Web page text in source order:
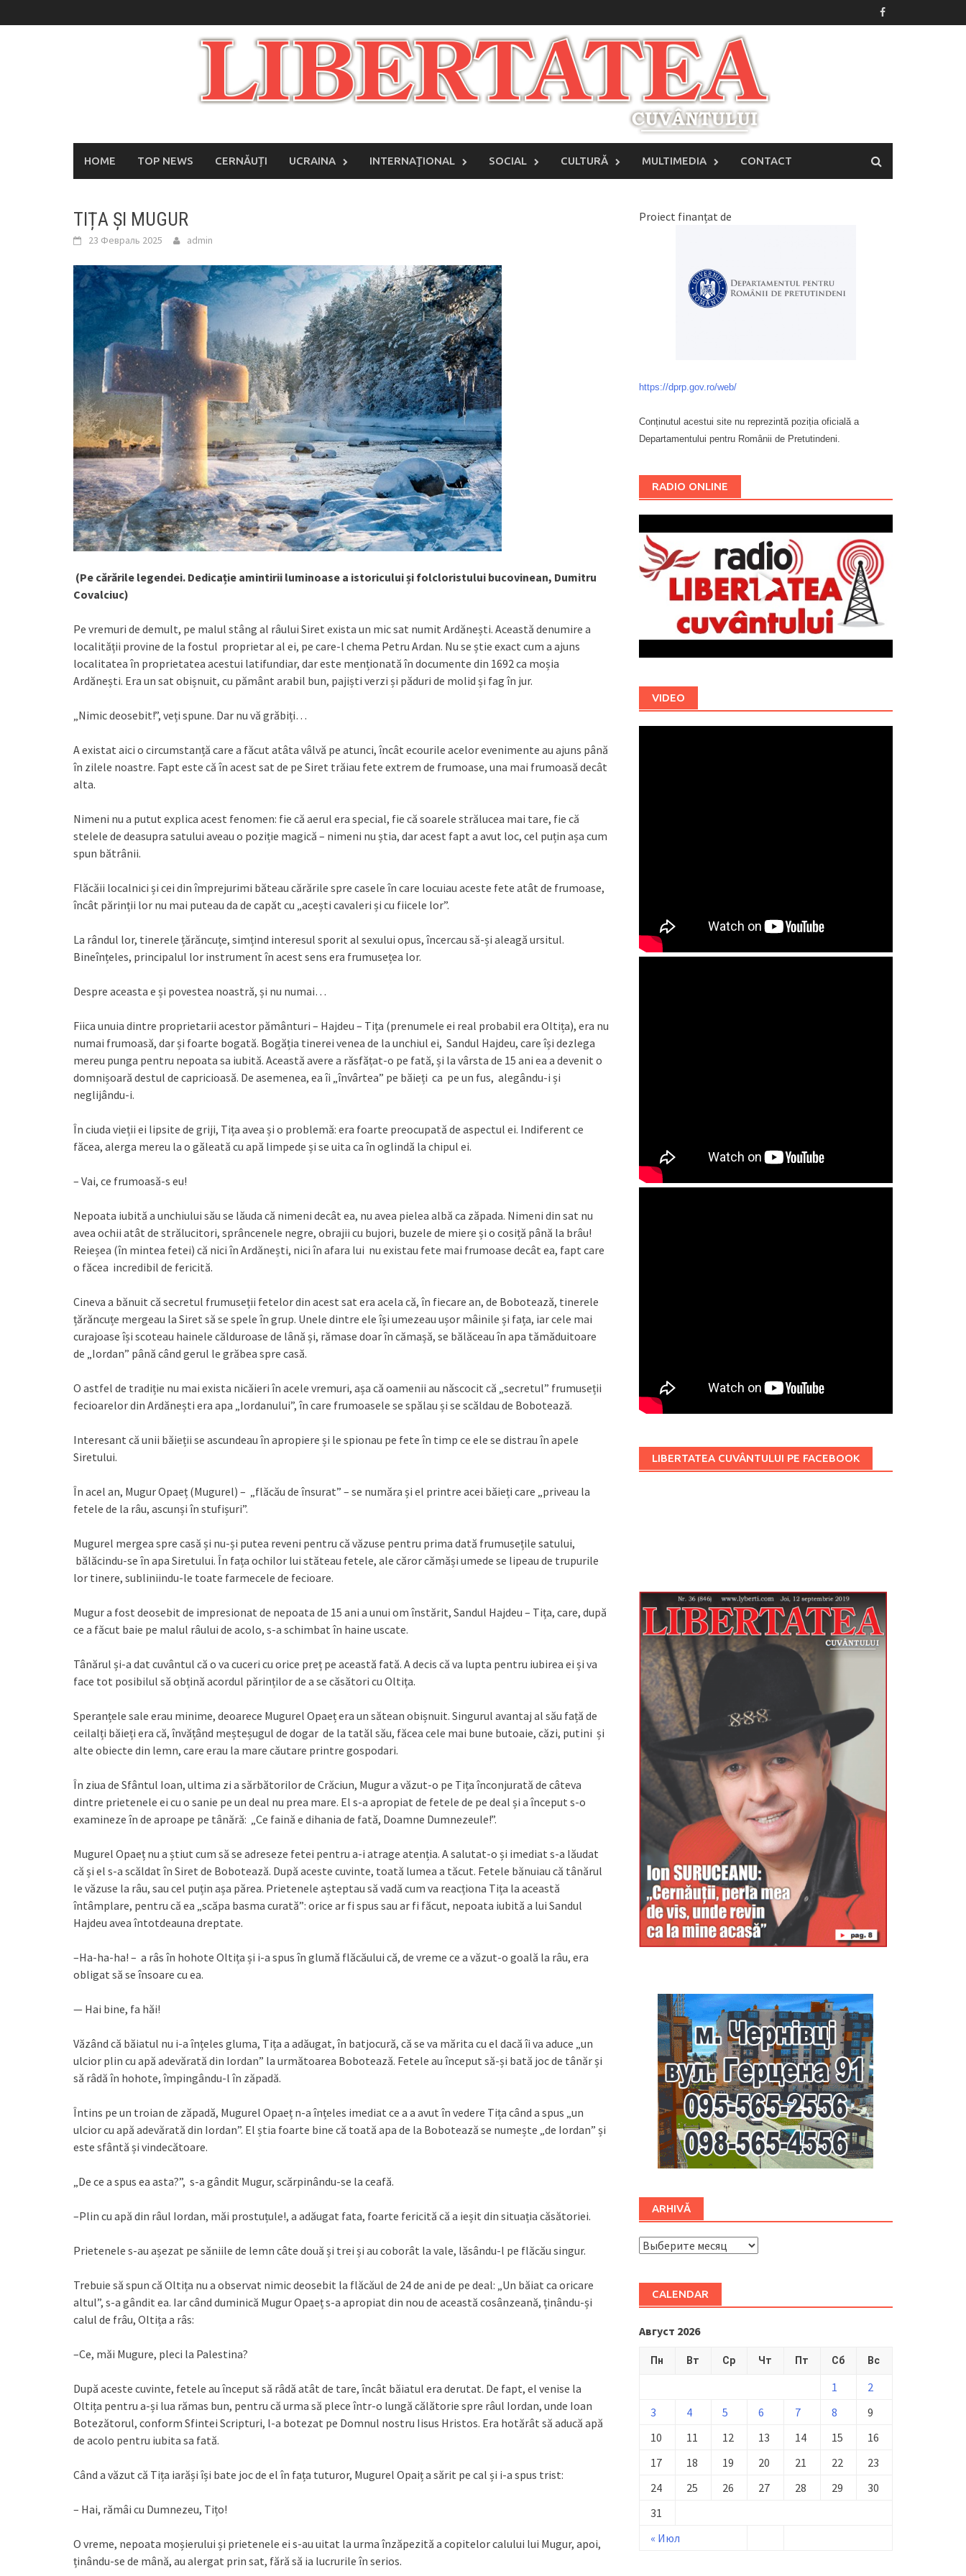
to
HOME TOP NEWS CERNĂUȚI UCRAINA INTERNAŢIONAL SOCIAL CULTURĂ MULTIMEDIA CONTACT
TIȚA ȘI MUGUR
23 Февраль 2025 admin
(Pe cărările legendei. Dedicație amintirii luminoase a istoricului și folcloristului bucovinean, Dumitru
Covalciuc)
Pe vremuri de demult, pe malul stâng al râului Siret exista un mic sat numit Ardănești. Această denumire a
localității provine de la fostul proprietar al ei, pe care-l chema Petru Ardan. Nu se știe exact cum a ajuns
localitatea în proprietatea acestui latifundiar, dar este menționată în documente din 1692 ca moșia
Ardănești. Era un sat obișnuit, cu pământ arabil bun, pajiști verzi și păduri de molid și fag în jur.
„Nimic deosebit!”, veți spune. Dar nu vă grăbiți…
A existat aici o circumstanță care a făcut atâta vâlvă pe atunci, încât ecourile acelor evenimente au ajuns până
în zilele noastre. Fapt este că în acest sat de pe Siret trăiau fete extrem de frumoase, una mai frumoasă decât
alta.
Nimeni nu a putut explica acest fenomen: fie că aerul era special, fie că soarele strălucea mai tare, fie că
stelele de deasupra satului aveau o poziție magică – nimeni nu știa, dar acest fapt a avut loc, cel puțin așa cum
spun bătrânii.
Flăcăii localnici și cei din împrejurimi băteau cărările spre casele în care locuiau aceste fete atât de frumoase,
încât părinții lor nu mai puteau da de capăt cu „acești cavaleri și cu fiicele lor”.
La rândul lor, tinerele țărăncuțe, simțind interesul sporit al sexului opus, încercau să-și aleagă ursitul.
Bineînțeles, principalul lor instrument în acest sens era frumusețea lor.
Despre aceasta e și povestea noastră, și nu numai…
Fiica unuia dintre proprietarii acestor pământuri – Hajdeu – Tița (prenumele ei real probabil era Oltița), era nu
numai frumoasă, dar și foarte bogată. Bogăția tinerei venea de la unchiul ei, Sandul Hajdeu, care își dezlega
mereu punga pentru nepoata sa iubită. Această avere a răsfățat-o pe fată, și la vârsta de 15 ani ea a devenit o
domnișoară destul de capricioasă. De asemenea, ea îi „învârtea” pe băieți ca pe un fus, alegându-i și
neglijându-i.
În ciuda vieții ei lipsite de griji, Tița avea și o problemă: era foarte preocupată de aspectul ei. Indiferent ce
făcea, alerga mereu la o găleată cu apă limpede și se uita ca în oglindă la chipul ei.
– Vai, ce frumoasă-s eu!
Nepoata iubită a unchiului său se lăuda că nimeni decât ea, nu avea pielea albă ca zăpada. Nimeni din sat nu
avea ochii atât de strălucitori, sprâncenele negre, obrajii cu bujori, buzele de miere și o cosiță până la brâu!
Reieșea (în mintea fetei) că nici în Ardănești, nici în afara lui nu existau fete mai frumoase decât ea, fapt care
o făcea incredibil de fericită.
Cineva a bănuit că secretul frumuseții fetelor din acest sat era acela că, în fiecare an, de Bobotează, tinerele
țărăncuțe mergeau la Siret să se spele în grup. Unele dintre ele își umezeau ușor mâinile și fața, iar cele mai
curajoase își scoteau hainele călduroase de lână și, rămase doar în cămașă, se bălăceau în apa tămăduitoare
de „Iordan” până când gerul le grăbea spre casă.
O astfel de tradiție nu mai exista nicăieri în acele vremuri, așa că oamenii au născocit că „secretul” frumuseții
fecioarelor din Ardănești era apa „Iordanului”, în care frumoasele se spălau și se scăldau de Bobotează.
Interesant că unii băieții se ascundeau în apropiere și le spionau pe fete în timp ce ele se distrau în apele
Siretului.
În acel an, Mugur Opaeț (Mugurel) – „flăcău de însurat” – se număra și el printre acei băieți care „priveau la
fetele de la râu, ascunși în stufișuri”.
Mugurel mergea spre casă și nu-și putea reveni pentru că văzuse pentru prima dată frumusețile satului,
bălăcindu-se în apa Siretului. În fața ochilor lui stăteau fetele, ale căror cămăși umede se lipeau de trupurile
lor tinere, subliniindu-le toate farmecele de fecioare.
Mugur a fost deosebit de impresionat de nepoata de 15 ani a unui om înstărit, Sandul Hajdeu – Tița, care, după
ce a făcut baie pe malul râului de acolo, s-a schimbat în haine uscate.
Tânărul și-a dat cuvântul că o va cuceri cu orice preț pe această fată. A decis că va lupta pentru iubirea ei și va
face tot posibilul să obțină acordul părinților de a se căsători cu Oltița.
Speranțele sale erau minime, deoarece Mugurel Opaeț era un sătean obișnuit. Singurul avantaj al său față de
ceilalți băieți era că, învățând meșteșugul de dogar de la tatăl său, făcea cele mai bune butoaie, căzi, putini și
alte obiecte din lemn, care erau la mare căutare printre gospodari.
În ziua de Sfântul Ioan, ultima zi a sărbătorilor de Crăciun, Mugur a văzut-o pe Tița înconjurată de câteva
dintre prietenele ei cu o sanie pe un deal nu prea mare. El s-a apropiat de fetele de pe deal și a început s-o
examineze în de aproape pe tânără: „Ce faină e dihania de fată, Doamne Dumnezeule!”.
Mugurel Opaeț nu a știut cum să se adreseze fetei pentru a-i atrage atenția. A salutat-o și imediat s-a lăudat
că și el s-a scăldat în Siret de Bobotează. După aceste cuvinte, toată lumea a tăcut. Fetele bănuiau că tânărul
le văzuse la râu, sau cel puțin așa părea. Prietenele așteptau să vadă cum va reacționa Tița la această
întâmplare, pentru că ea „scăpa basma curată”: orice ar fi spus sau ar fi făcut, nepoata iubită a lui Sandul
Hajdeu avea întotdeauna dreptate.
–Ha-ha-ha! – a râs în hohote Oltița și i-a spus în glumă flăcăului că, de vreme ce a văzut-o goală la râu, era
obligat să se însoare cu ea.
— Hai bine, fa hăi!
Văzând că băiatul nu i-a înțeles gluma, Tița a adăugat, în batjocură, că se va mărita cu el dacă îi va aduce „un
ulcior plin cu apă adevărată din Iordan” la următoarea Bobotează. Fetele au început să-și bată joc de tânăr și
să râdă în hohote, împingându-l în zăpadă.
Întins pe un troian de zăpadă, Mugurel Opaeț n-a înțeles imediat ce a a avut în vedere Tița când a spus „un
ulcior cu apă adevărată din Iordan”. El știa foarte bine că toată apa de la Bobotează se numește „de Iordan” și
este sfântă și vindecătoare.
„De ce a spus ea asta?”, s-a gândit Mugur, scărpinându-se la ceafă.
–Plin cu apă din râul Iordan, măi prostuțule!, a adăugat fata, foarte fericită că a ieșit din situația căsătoriei.
Prietenele s-au așezat pe săniile de lemn câte două și trei și au coborât la vale, lăsându-l pe flăcău singur.
Trebuie să spun că Oltița nu a observat nimic deosebit la flăcăul de 24 de ani de pe deal: „Un băiat ca oricare
altul”, s-a gândit ea. Iar când duminică Mugur Opaeț s-a apropiat din nou de această cosânzeană, ținându-și
calul de frâu, Oltița a râs:
–Ce, măi Mugure, pleci la Palestina?
După aceste cuvinte, fetele au început să râdă atât de tare, încât băiatul era derutat. De fapt, el venise la
Oltița pentru a-și lua rămas bun, pentru că urma să plece într-o lungă călătorie spre râul Iordan, unde Ioan
Botezătorul, conform Sfintei Scripturi, l-a botezat pe Domnul nostru Iisus Hristos. Era hotărât să aducă apă
de acolo pentru iubita sa fată.
Când a văzut că Tița iarăși își bate joc de el în fața tuturor, Mugurel Opaiț a sărit pe cal și i-a spus trist:
– Hai, rămâi cu Dumnezeu, Tițo!
O vreme, nepoata moșierului și prietenele ei s-au uitat la urma înzăpezită a copitelor calului lui Mugur, apoi,
ținându-se de mână, au alergat prin sat, fără să ia lucrurile în serios.
Proiect finanțat de
https://dprp.gov.ro/web/
Conținutul acestui site nu reprezintă poziția oficială a
Departamentului pentru Românii de Pretutindeni.
RADIO ONLINE
VIDEO
LIBERTATEA CUVÂNTULUI PE FACEBOOK
ARHIVĂ
ARHIVĂ
CALENDAR
Август 2026
Пн Вт Ср Чт Пт Сб Вс
« Июл
1
2
3
4 5 6 7 8
9
10
11 12 13 14 15
16
17
18 19 20 21 22
23
24
25 26 27 28 29
30
31